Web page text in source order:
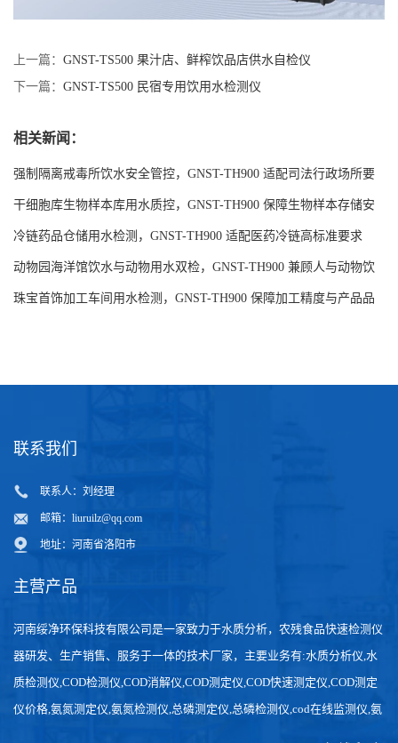
上一篇： GNST-TS500 果汁店、鲜榨饮品店供水自检仪
下一篇： GNST-TS500 民宿专用饮用水检测仪
相关新闻：
强制隔离戒毒所饮水安全管控，GNST-TH900 适配司法行政场所要
求
干细胞库生物样本库用水质控，GNST-TH900 保障生物样本存储安
全
冷链药品仓储用水检测，GNST-TH900 适配医药冷链高标准要求
动物园海洋馆饮水与动物用水双检，GNST-TH900 兼顾人与动物饮
水安全
珠宝首饰加工车间用水检测，GNST-TH900 保障加工精度与产品品
联系我们
联系人：刘经理
邮箱： liuruilz@qq.com
地址：河南省洛阳市
主营产品
河南绥净环保科技有限公司是一家致力于水质分析，农残食品快速检测仪
器研发、生产销售、服务于一体的技术厂家，主要业务有:水质分析仪,水
质检测仪,COD检测仪,COD消解仪,COD测定仪,COD快速测定仪,COD测定
仪价格,氨氮测定仪,氨氮检测仪,总磷测定仪,总磷检测仪,cod在线监测仪,氨